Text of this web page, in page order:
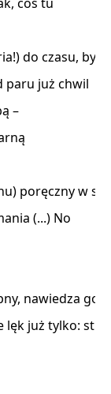
do czasu, by
paru już chwil
–
czarną
poręczny w
(...) No
nawiedza go
lęk już tylko: